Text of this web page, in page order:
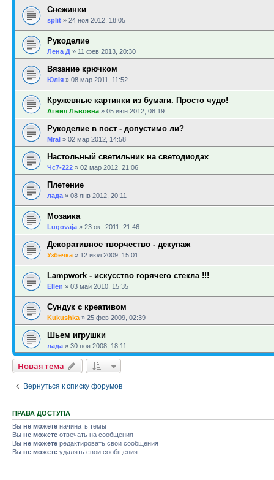
Снежинки
sрlit » 24 ноя 2012, 18:05
Рукоделие
Лена Д » 11 фев 2013, 20:30
Вязание крючком
Юлія » 08 мар 2011, 11:52
Кружевные картинки из бумаги. Просто чудо!
Агния Львовна » 05 июн 2012, 08:19
Рукоделие в пост - допустимо ли?
Mral » 02 мар 2012, 14:58
Настольный светильник на светодиодах
Чс7-222 » 02 мар 2012, 21:06
Плетение
лада » 08 янв 2012, 20:11
Мозаика
Lugovaja » 23 окт 2011, 21:46
Декоративное творчество - декупаж
Узбечка » 12 июл 2009, 15:01
Lampwork - искусство горячего стекла !!!
Ellen » 03 май 2010, 15:35
Сундук с креативом
Kukushka » 25 фев 2009, 02:39
Шьем игрушки
лада » 30 ноя 2008, 18:11
Новая тема
Вернуться к списку форумов
ПРАВА ДОСТУПА
Вы не можете начинать темы
Вы не можете отвечать на сообщения
Вы не можете редактировать свои сообщения
Вы не можете удалять свои сообщения